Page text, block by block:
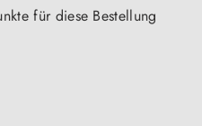
für diese Bestellung